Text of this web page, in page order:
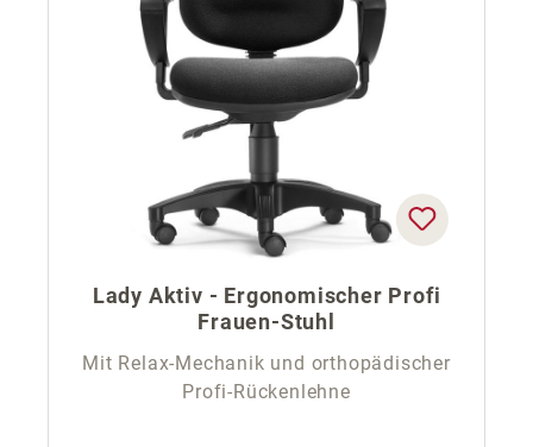
Lady Aktiv - Ergonomischer Profi
Frauen-Stuhl
Mit Relax-Mechanik und orthopädischer
Profi-Rückenlehne